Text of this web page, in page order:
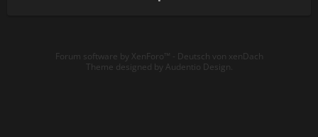
Forum software by XenForo™ - Deutsch von xenDach
Theme designed by Audentio Design.